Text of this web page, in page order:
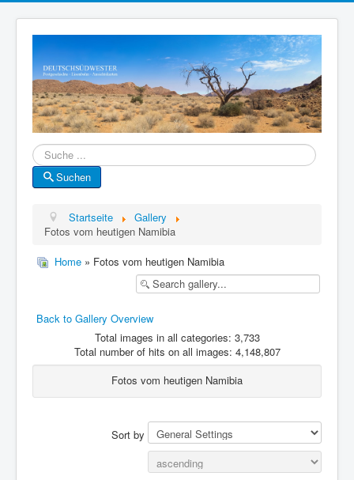
Suche
Suchen
Startseite
Gallery
Fotos vom heutigen Namibia
Home » Fotos vom heutigen Namibia
Back to Gallery Overview
Total images in all categories: 3,733
Total number of hits on all images: 4,148,807
Fotos vom heutigen Namibia
Sort by